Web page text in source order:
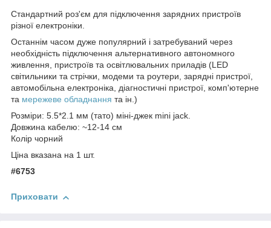
Стандартний роз'єм для підключення зарядних пристроїв
різної електроніки.
Останнім часом дуже популярний і затребуваний через
необхідність підключення альтернативного автономного
живлення, пристроїв та освітлювальних приладів (LED
світильники та стрічки, модеми та роутери, зарядні пристрої,
автомобільна електроніка, діагностичні пристрої, комп'ютерне
та мережеве обладнання та ін.)
Розміри: 5.5*2.1 мм (тато) міні-джек mini jack.
Довжина кабелю: ~12-14 см
Колір чорний
Ціна вказана на 1 шт.
#6753
Приховати